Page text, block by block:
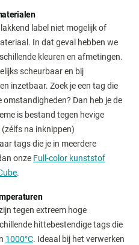
label niet mogelijk of
In dat geval hebben we
kleuren en afmetingen.
scheurbaar en bij
inzetbaar. Zoek je een tag die
Dan heb je de
is bestand tegen hevige
na inknippen)
tags die je in meerdere
onze Full-color kunststof
.
tegen extreem hoge
hittebestendige tags die
1000°C. Ideaal bij het verwerken